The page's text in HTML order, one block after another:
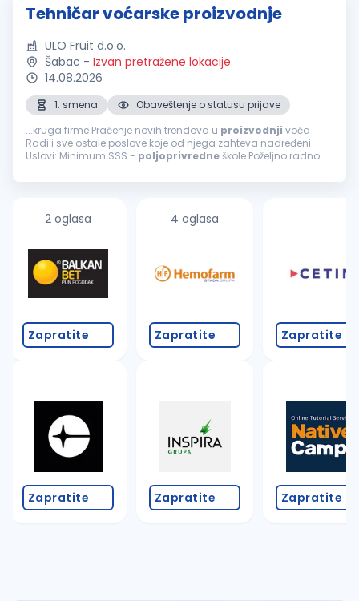
Tehničar voćarske proizvodnje
ULO Fruit d.o.o.
Šabac - Izvan pretražene lokacije
14.08.2026
1. smena
Obaveštenje o statusu prijave
...kruga firme Praćenje novih trendova u proizvodnji voća
Radi i sve ostale poslove koje od njega zahteva nadređeni
Uslovi: Minimum SSS - poljoprivredneškole Poželjno radno
grupe...
2 oglasa
Zapratite
Zapratite
4 oglasa
Zapratite
Zapratite
Zapratite
Zapratite